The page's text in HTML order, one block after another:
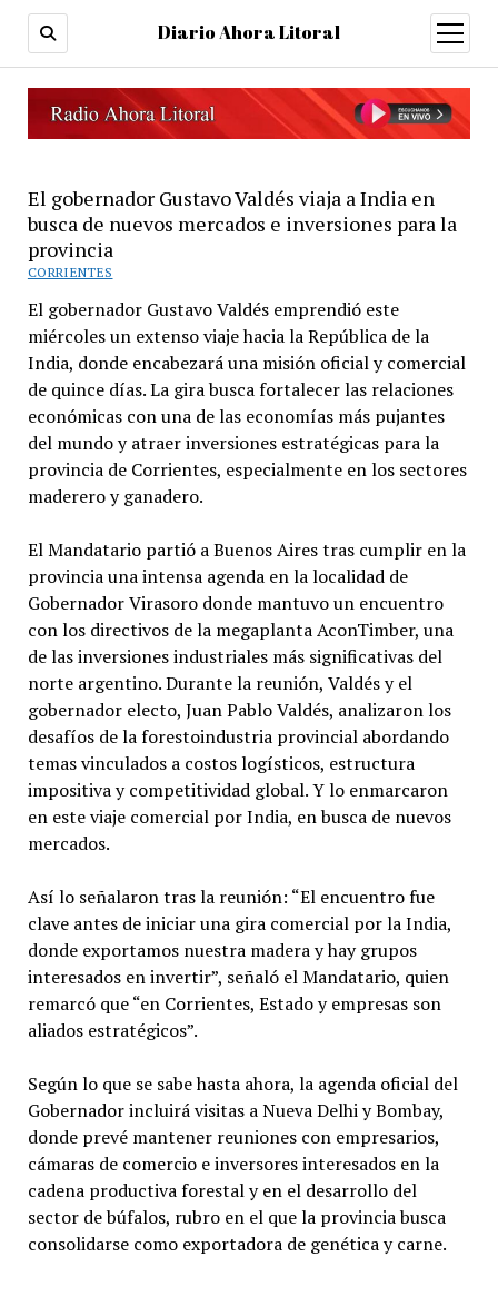
Diario Ahora Litoral
open
menu
El gobernador Gustavo Valdés viaja a India en
busca de nuevos mercados e inversiones para la
provincia
CORRIENTES
El gobernador Gustavo Valdés emprendió este
miércoles un extenso viaje hacia la República de la
India, donde encabezará una misión oficial y comercial
de quince días. La gira busca fortalecer las relaciones
económicas con una de las economías más pujantes
del mundo y atraer inversiones estratégicas para la
provincia de Corrientes, especialmente en los sectores
maderero y ganadero.
El Mandatario partió a Buenos Aires tras cumplir en la
provincia una intensa agenda en la localidad de
Gobernador Virasoro donde mantuvo un encuentro
con los directivos de la megaplanta AconTimber, una
de las inversiones industriales más significativas del
norte argentino. Durante la reunión, Valdés y el
gobernador electo, Juan Pablo Valdés, analizaron los
desafíos de la forestoindustria provincial abordando
temas vinculados a costos logísticos, estructura
impositiva y competitividad global. Y lo enmarcaron
en este viaje comercial por India, en busca de nuevos
mercados.
Así lo señalaron tras la reunión: “El encuentro fue
clave antes de iniciar una gira comercial por la India,
donde exportamos nuestra madera y hay grupos
interesados en invertir”, señaló el Mandatario, quien
remarcó que “en Corrientes, Estado y empresas son
aliados estratégicos”.
Según lo que se sabe hasta ahora, la agenda oficial del
Gobernador incluirá visitas a Nueva Delhi y Bombay,
donde prevé mantener reuniones con empresarios,
cámaras de comercio e inversores interesados en la
cadena productiva forestal y en el desarrollo del
sector de búfalos, rubro en el que la provincia busca
consolidarse como exportadora de genética y carne.